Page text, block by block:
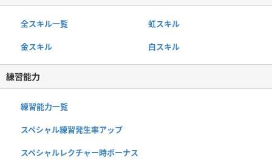
全スキル一覧 虹スキル
金スキル 白スキル
練習能力
練習能力一覧
スペシャル練習発生率アップ
スペシャルレクチャー時ボーナス